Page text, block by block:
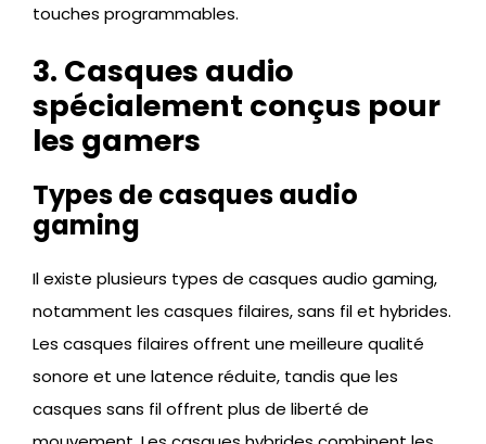
touches programmables.
3. Casques audio
spécialement conçus pour
les gamers
Types de casques audio
gaming
Il existe plusieurs types de casques audio gaming,
notamment les casques filaires, sans fil et hybrides.
Les casques filaires offrent une meilleure qualité
sonore et une latence réduite, tandis que les
casques sans fil offrent plus de liberté de